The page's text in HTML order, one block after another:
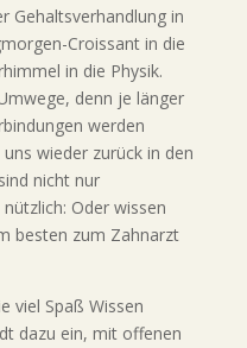
Gehaltsverhandlung in
Croissant in die
in die Physik.
denn je länger
werden
wieder zurück in den
nicht nur
Oder wissen
besten zum Zahnarzt
viel Spaß Wissen
dazu ein, mit offenen